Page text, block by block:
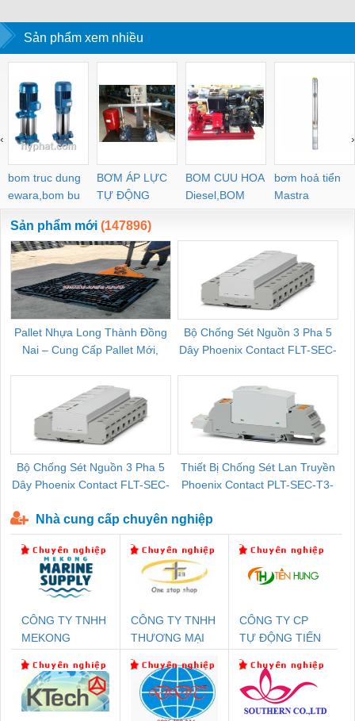
KHO LẠNH,
Sản phẩm xem nhiều
bom truc dung
ewara,bom bu
ewara
BƠM ÁP LỰC
TỰ ĐỘNG
BOM CUU HOA
Diesel,BOM
CHUA CHAY
bơm hoả tiển
Mastra
‹ ›
Sản phẩm mới (147896)
Pallet Nhựa Long Thành Đồng
Nai – Cung Cấp Pallet Mới,
Bộ Chống Sét Nguồn 3 Pha 5
Dây Phoenix Contact FLT-SEC-
Bộ Chống Sét Nguồn 3 Pha 5
Dây Phoenix Contact FLT-SEC-
Thiết Bị Chống Sét Lan Truyền
Phoenix Contact PLT-SEC-T3-
Nhà cung cấp chuyên nghiệp
CÔNG TY TNHH
MEKONG
CÔNG TY TNHH
THƯƠNG MẠI
NAM
CÔNG TY CP
TỰ ĐỘNG TIẾN